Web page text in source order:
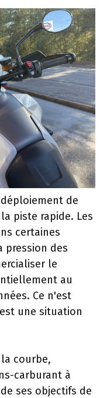
de
piste rapide. Les
certaines
pression des
le
au
Ce n'est
une situation
courbe,
carburant à
ses objectifs de